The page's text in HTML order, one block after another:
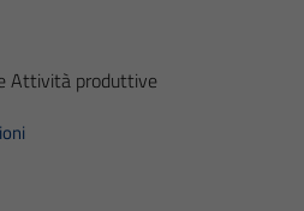
Attività produttive